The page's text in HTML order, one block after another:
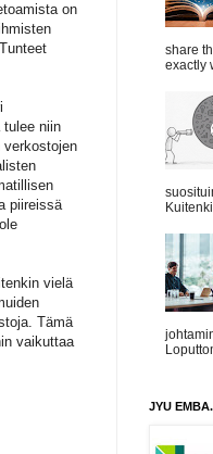
on
niin
piireissä
vielä
Tämä
vaikuttaa
share
exactly
JYU